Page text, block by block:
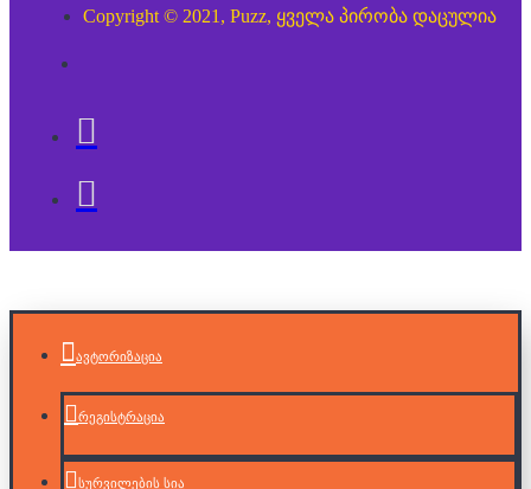
Copyright © 2021, Puzz, ყველა პირობა დაცულია
ავტორიზაცია
რეგისტრაცია
სურვილების სია